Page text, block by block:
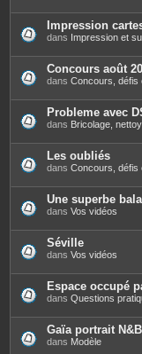
Impression
dans Impression et
Concours août
dans Concours, défis
Probleme avec
dans Bricolage,
Les oubliés
dans Concours, défis
Une superbe
dans Vos vidéos
Séville
dans Vos vidéos
Espace occupé
dans Questions
Gaïa portrait N&B
dans Modèle